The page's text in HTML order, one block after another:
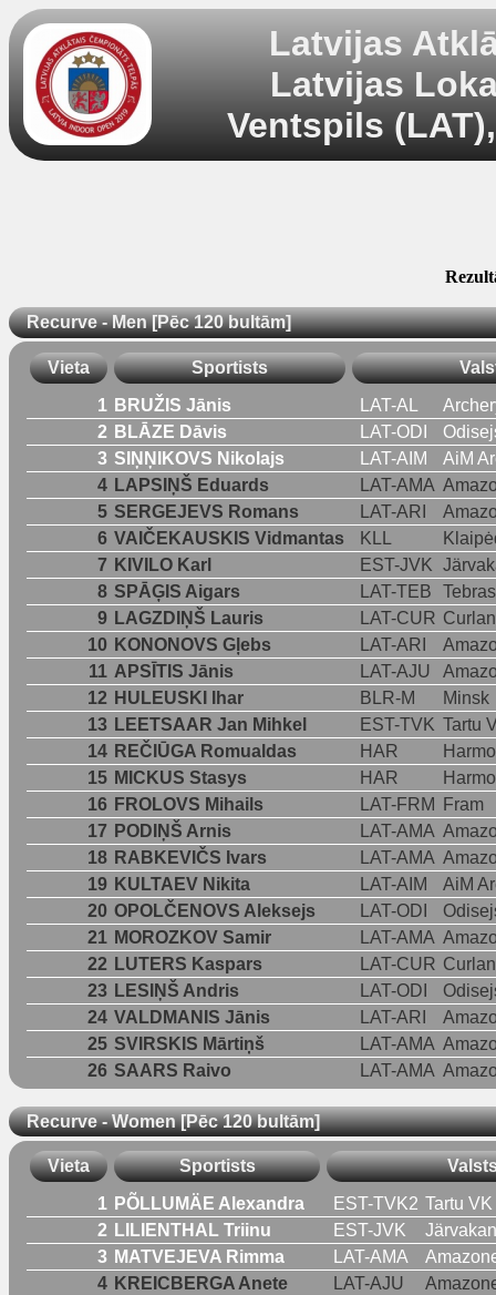
Latvijas
Latvijas
Ventspils
Recurve - Men [Pēc 120 bultām]
Vieta Sportists
1 BRUŽIS Jānis LAT-AL
2 BLĀZE Dāvis LAT-ODI
3 SIŅŅIKOVS Nikolajs LAT-AIM
AiM
4 LAPSIŅŠ Eduards LAT-AMA
5 SERGEJEVS Romans LAT-ARI
6 VAIČEKAUSKIS Vidmantas KLL
7 KIVILO Karl EST-JVK
8 SPĀĢIS Aigars LAT-TEB
9 LAGZDIŅŠ Lauris LAT-CUR
10 KONONOVS Gļebs LAT-ARI
11 APSĪTIS Jānis LAT-AJU
12 HULEUSKI Ihar BLR-M
Minsk
13 LEETSAAR Jan Mihkel EST-TVK Tartu
14 REČIŪGA Romualdas HAR
15 MICKUS Stasys HAR
16 FROLOVS Mihails LAT-FRM
Fram
17 PODIŅŠ Arnis LAT-AMA
18 RABKEVIČS Ivars LAT-AMA
19 KULTAEV Nikita LAT-AIM
AiM
20 OPOLČENOVS Aleksejs LAT-ODI
21 MOROZKOV Samir LAT-AMA
22 LUTERS Kaspars LAT-CUR
23 LESIŅŠ Andris LAT-ODI
24 VALDMANIS Jānis LAT-ARI
25 SVIRSKIS Mārtiņš LAT-AMA
26 SAARS Raivo LAT-AMA
Recurve - Women [Pēc 120 bultām]
Vieta Sportists
1 PÕLLUMÄE Alexandra EST-TVK2 Tartu
2 LILIENTHAL Triinu EST-JVK
3 MATVEJEVA Rimma LAT-AMA
4 KREICBERGA Anete LAT-AJU